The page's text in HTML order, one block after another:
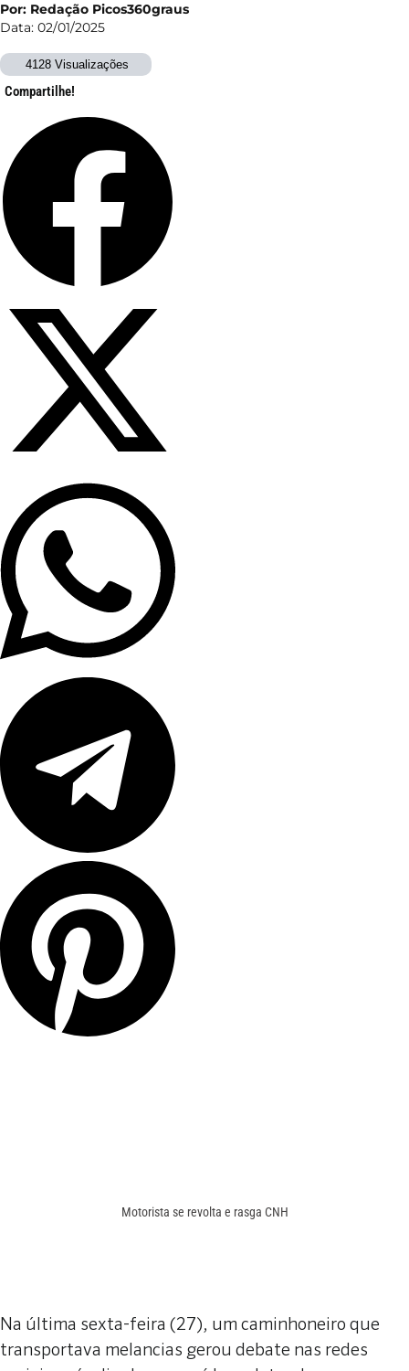
Por: Redação Picos360graus
Data: 02/01/2025
4128 Visualizações
Compartilhe!
Motorista se revolta e rasga CNH
Na última sexta-feira (27), um caminhoneiro que
transportava melancias gerou debate nas redes